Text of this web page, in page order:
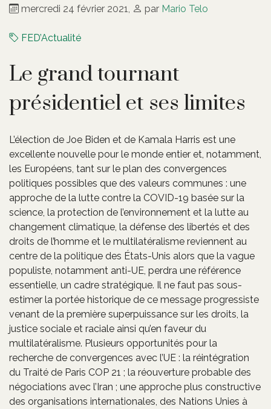
mercredi 24 février 2021 par Mario Telo
FED’Actualité
Le grand tournant
présidentiel et ses limites
L’élection de Joe Biden et de Kamala Harris est une
excellente nouvelle pour le monde entier et, notamment,
les Européens, tant sur le plan des convergences
politiques possibles que des valeurs communes : une
approche de la lutte contre la COVID-19 basée sur la
science, la protection de l’environnement et la lutte au
changement climatique, la défense des libertés et des
droits de l’homme et le multilatéralisme reviennent au
centre de la politique des États-Unis alors que la vague
populiste, notamment anti-UE, perdra une référence
essentielle, un cadre stratégique. Il ne faut pas sous-
estimer la portée historique de ce message progressiste
venant de la première superpuissance sur les droits, la
justice sociale et raciale ainsi qu’en faveur du
multilatéralisme. Plusieurs opportunités pour la
recherche de convergences avec l’UE : la réintégration
du Traité de Paris COP 21 ; la réouverture probable des
négociations avec l’Iran ; une approche plus constructive
des organisations internationales, des Nations Unies à